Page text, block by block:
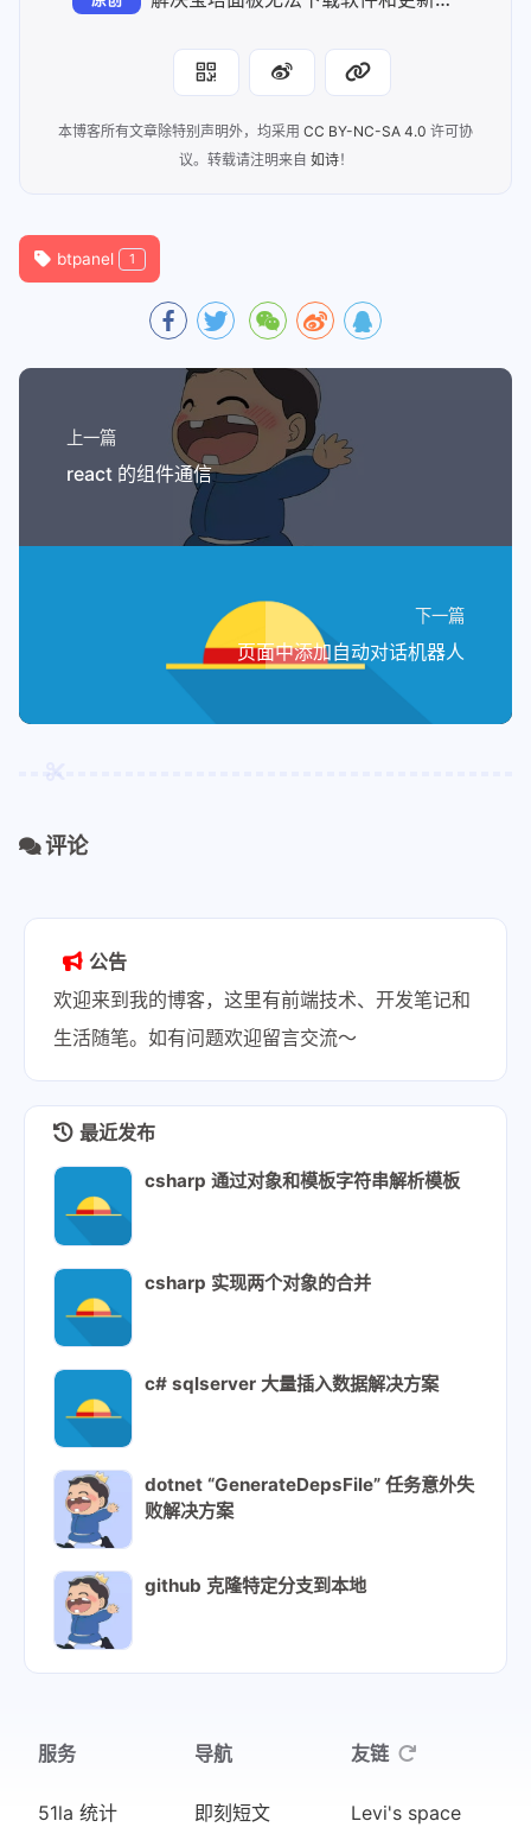
本博客所有文章除特别声明外，均采用 CC BY-NC-SA 4.0 许可协
议。转载请注明来自 如诗！
btpanel 1
上一篇
react 的组件通信
下一篇
页面中添加自动对话机器人
评论
公告
欢迎来到我的博客，这里有前端技术、开发笔记和
生活随笔。如有问题欢迎留言交流～
最近发布
csharp 通过对象和模板字符串解析模板
csharp 实现两个对象的合并
c# sqlserver 大量插入数据解决方案
dotnet “GenerateDepsFile” 任务意外失
败解决方案
github 克隆特定分支到本地
服务
51la 统计
导航
即刻短文
友链
Levi's space